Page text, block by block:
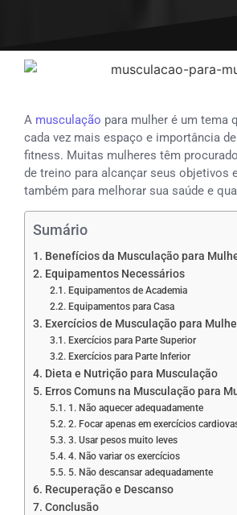
A musculação para mulher é um tema
cada vez mais espaço e importância
fitness. Muitas mulheres têm
de treino para alcançar seus objetivos
também para melhorar sua saúde e
Sumário
Benefícios da Musculação para
Equipamentos Necessários
Equipamentos de Academia
Equipamentos para Casa
Exercícios de Musculação para
Exercícios para Parte Superior
Exercícios para Parte Inferior
Dieta e Nutrição para Musculação
Erros Comuns na Musculação para
1. Não aquecer adequadamente
2. Focar apenas em exercícios
3. Usar pesos muito leves
4. Não variar os exercícios
5. Não descansar adequadamente
Recuperação e Descanso
Conclusão